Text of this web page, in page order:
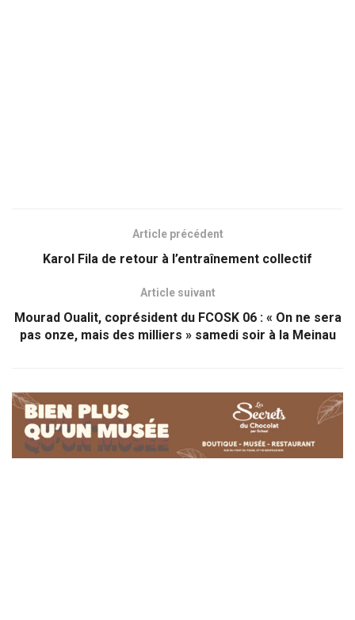
Article précédent
Karol Fila de retour à l’entraînement collectif
Article suivant
Mourad Oualit, coprésident du FCOSK 06 : « On ne sera
pas onze, mais des milliers » samedi soir à la Meinau